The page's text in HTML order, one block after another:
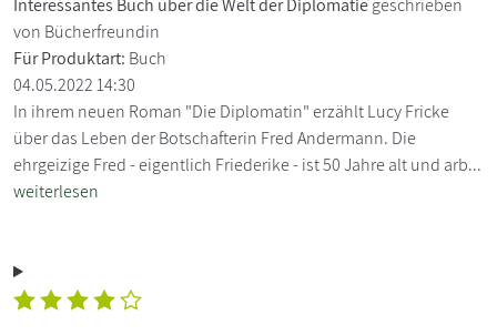
Interessantes Buch über die Welt der Diplomatiegeschrieben
von Bücherfreundin
Für Produktart: Buch
04.05.2022 14:30
In ihrem neuen Roman "Die Diplomatin" erzählt Lucy Fricke
über das Leben der Botschafterin Fred Andermann. Die
ehrgeizige Fred - eigentlich Friederike - ist 50 Jahre alt und arb...
weiterlesen